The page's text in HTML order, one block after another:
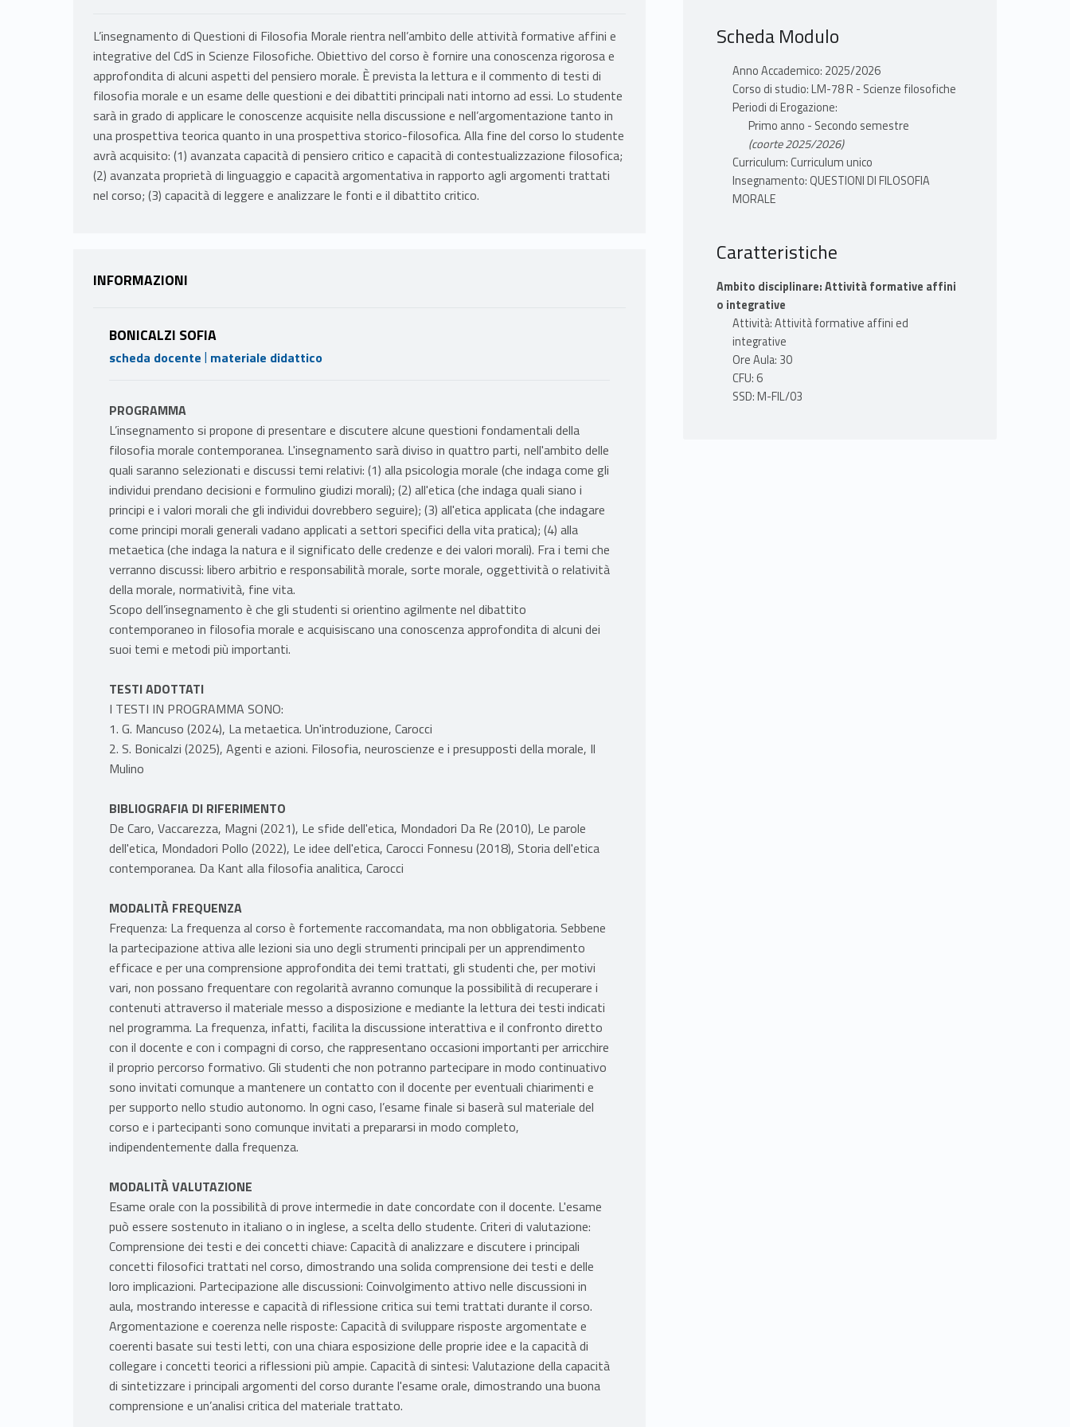
L’insegnamento di Questioni di Filosofia Morale rientra nell’ambito delle attività formative affini e
integrative del CdS in Scienze Filosofiche. Obiettivo del corso è fornire una conoscenza rigorosa e
approfondita di alcuni aspetti del pensiero morale. È prevista la lettura e il commento di testi di
filosofia morale e un esame delle questioni e dei dibattiti principali nati intorno ad essi. Lo studente
sarà in grado di applicare le conoscenze acquisite nella discussione e nell’argomentazione tanto in
una prospettiva teorica quanto in una prospettiva storico-filosofica. Alla fine del corso lo studente
avrà acquisito: (1) avanzata capacità di pensiero critico e capacità di contestualizzazione filosofica;
(2) avanzata proprietà di linguaggio e capacità argomentativa in rapporto agli argomenti trattati
nel corso; (3) capacità di leggere e analizzare le fonti e il dibattito critico.
INFORMAZIONI
BONICALZI SOFIA
scheda docente | materiale didattico
PROGRAMMA
L’insegnamento si propone di presentare e discutere alcune questioni fondamentali della
filosofia morale contemporanea. L'insegnamento sarà diviso in quattro parti, nell'ambito delle
quali saranno selezionati e discussi temi relativi: (1) alla psicologia morale (che indaga come gli
individui prendano decisioni e formulino giudizi morali); (2) all'etica (che indaga quali siano i
principi e i valori morali che gli individui dovrebbero seguire); (3) all'etica applicata (che indagare
come principi morali generali vadano applicati a settori specifici della vita pratica); (4) alla
metaetica (che indaga la natura e il significato delle credenze e dei valori morali). Fra i temi che
verranno discussi: libero arbitrio e responsabilità morale, sorte morale, oggettività o relatività
della morale, normatività, fine vita.
Scopo dell’insegnamento è che gli studenti si orientino agilmente nel dibattito
contemporaneo in filosofia morale e acquisiscano una conoscenza approfondita di alcuni dei
suoi temi e metodi più importanti.
TESTI ADOTTATI
I TESTI IN PROGRAMMA SONO:
1. G. Mancuso (2024), La metaetica. Un'introduzione, Carocci
2. S. Bonicalzi (2025), Agenti e azioni. Filosofia, neuroscienze e i presupposti della morale, Il
Mulino
BIBLIOGRAFIA DI RIFERIMENTO
De Caro, Vaccarezza, Magni (2021), Le sfide dell'etica, Mondadori Da Re (2010), Le parole
dell'etica, Mondadori Pollo (2022), Le idee dell'etica, Carocci Fonnesu (2018), Storia dell'etica
contemporanea. Da Kant alla filosofia analitica, Carocci
MODALITÀ FREQUENZA
Frequenza: La frequenza al corso è fortemente raccomandata, ma non obbligatoria. Sebbene
la partecipazione attiva alle lezioni sia uno degli strumenti principali per un apprendimento
efficace e per una comprensione approfondita dei temi trattati, gli studenti che, per motivi
vari, non possano frequentare con regolarità avranno comunque la possibilità di recuperare i
contenuti attraverso il materiale messo a disposizione e mediante la lettura dei testi indicati
nel programma. La frequenza, infatti, facilita la discussione interattiva e il confronto diretto
con il docente e con i compagni di corso, che rappresentano occasioni importanti per arricchire
il proprio percorso formativo. Gli studenti che non potranno partecipare in modo continuativo
sono invitati comunque a mantenere un contatto con il docente per eventuali chiarimenti e
per supporto nello studio autonomo. In ogni caso, l’esame finale si baserà sul materiale del
corso e i partecipanti sono comunque invitati a prepararsi in modo completo,
indipendentemente dalla frequenza.
MODALITÀ VALUTAZIONE
Esame orale con la possibilità di prove intermedie in date concordate con il docente. L'esame
può essere sostenuto in italiano o in inglese, a scelta dello studente. Criteri di valutazione:
Comprensione dei testi e dei concetti chiave: Capacità di analizzare e discutere i principali
concetti filosofici trattati nel corso, dimostrando una solida comprensione dei testi e delle
loro implicazioni. Partecipazione alle discussioni: Coinvolgimento attivo nelle discussioni in
aula, mostrando interesse e capacità di riflessione critica sui temi trattati durante il corso.
Argomentazione e coerenza nelle risposte: Capacità di sviluppare risposte argomentate e
coerenti basate sui testi letti, con una chiara esposizione delle proprie idee e la capacità di
collegare i concetti teorici a riflessioni più ampie. Capacità di sintesi: Valutazione della capacità
di sintetizzare i principali argomenti del corso durante l'esame orale, dimostrando una buona
comprensione e un’analisi critica del materiale trattato.
Scheda Modulo
Anno Accademico: 2025/2026
Corso di studio: LM-78 R - Scienze filosofiche
Periodi di Erogazione:
Primo anno - Secondo semestre
(coorte 2025/2026)
Curriculum: Curriculum unico
Insegnamento: QUESTIONI DI FILOSOFIA
MORALE
Caratteristiche
Ambito disciplinare: Attività formative affini
o integrative
Attività: Attività formative affini ed
integrative
Ore Aula: 30
CFU: 6
SSD: M-FIL/03